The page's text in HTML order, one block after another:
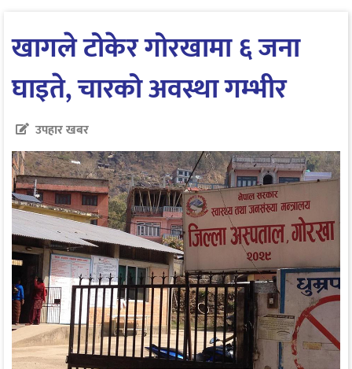
खागले टोकेर गोरखामा ६ जना
घाइते, चारको अवस्था गम्भीर
उपहार खबर